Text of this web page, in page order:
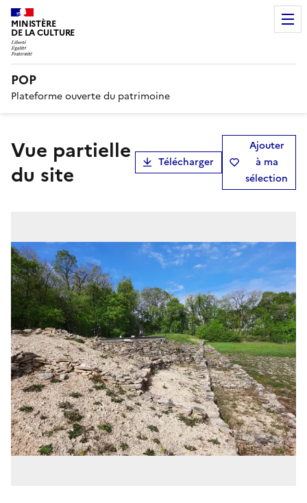
MINISTÈRE
DE LA CULTURE
POP
Plateforme ouverte du patrimoine
vue partielle
du site
Télécharger
Ajouter
à ma
sélection